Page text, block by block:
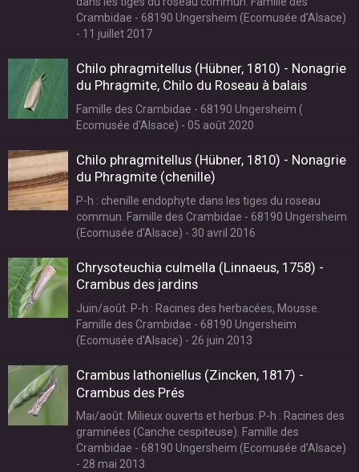
Crambidae - 68190 Ungersheim (Ecomusée d'Alsace)
- 11 juillet 2017
Chilo phragmitellus (Hübner, 1810) - Nonagrie
du Phragmite, Chilo du Roseau à balais
Famille des Crambidae - 68190 Ungersheim (
Ecomusée d'Alsace) - 05 août 2020
Chilo phragmitellus (Hübner, 1810) - Nonagrie
du Phragmite (chenille)
P-h : chenille endophyte dans les tiges du roseau
commun. Famille des Crambidae - 68190 Ungersheim
(Ecomusée d'Alsace) - 30 avril 2016
Chrysoteuchia culmella (Linnaeus, 1758) -
Crambus des jardins
Juin/août. P-h : Racines des herbacées, Mousse.
Famille des Crambidae - 68190 Ungersheim
(Ecomusée d'Alsace) - 26 juin 2013
Crambus lathoniellus (Zincken, 1817) -
Crambus des Prés
Mai/août. Milieux ouverts et herbus. P-h : Racines des
graminées (Canche cespiteuse). Famille des
Crambidae - 68190 Ungersheim (Ecomusée d'Alsace)
- 28 mai 2013